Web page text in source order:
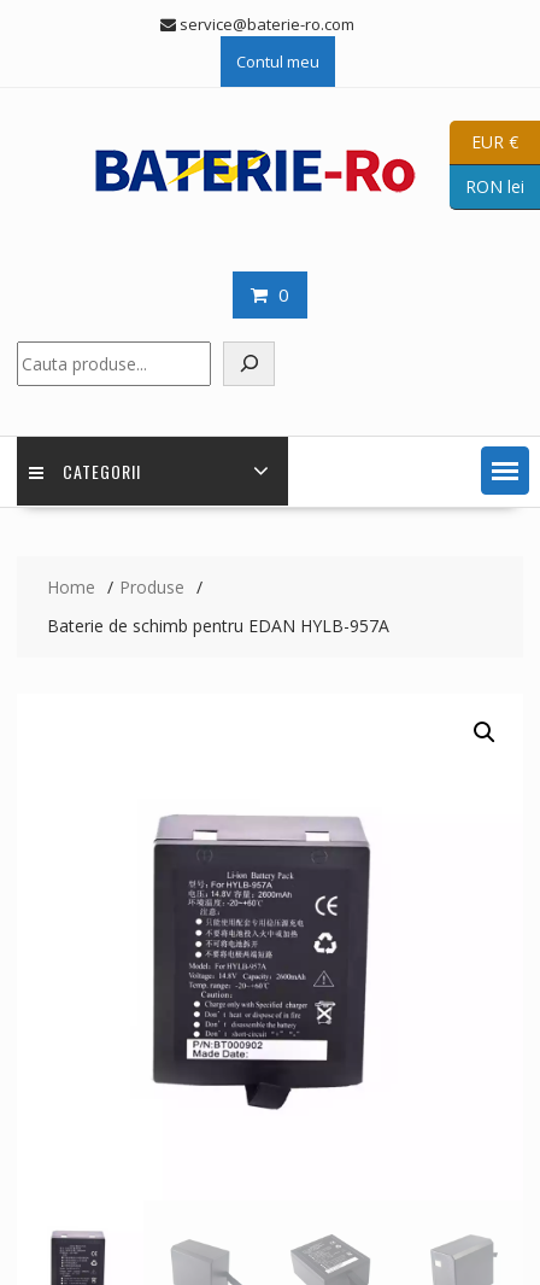
service@baterie-ro.com
Contul meu
0
CATEGORII
Home
Produse
Baterie de schimb pentru EDAN HYLB-957A
EUR €
RON lei